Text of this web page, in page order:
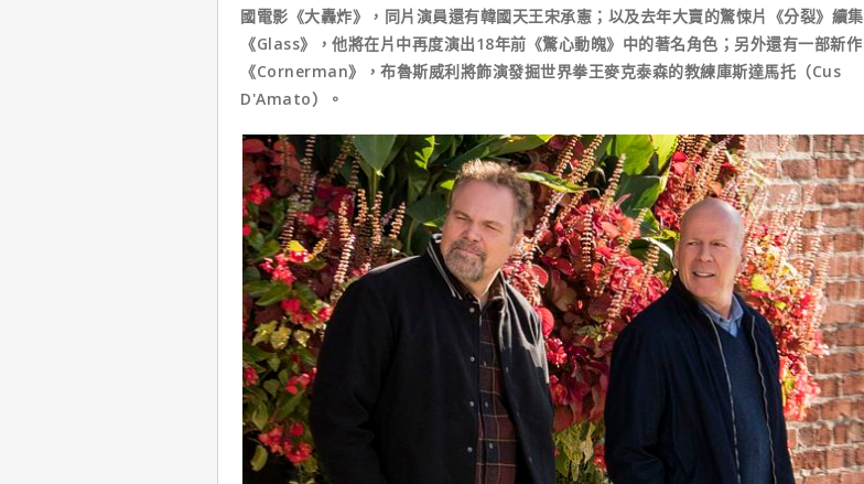
國電影《大轟炸》，同片演員還有韓國天王宋承憲；以及去年大賣的驚悚片《分裂》續集
《Glass》，他將在片中再度演出18年前《驚心動魄》中的著名角色；另外還有一部新作
《Cornerman》，布魯斯威利將飾演發掘世界拳王麥克泰森的教練庫斯達馬托（Cus
D'Amato）。